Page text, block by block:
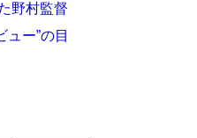
野村監督
ー”の目